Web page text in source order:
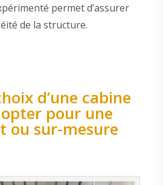
permet d’assurer
de la structure.
d’une cabine
pour une
ou sur-mesure